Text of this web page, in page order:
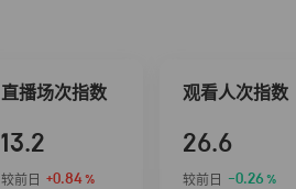
直播场次指数
13.2
较前日 +0.84%
观看人次指数
26.6
较前日 -0.26 %